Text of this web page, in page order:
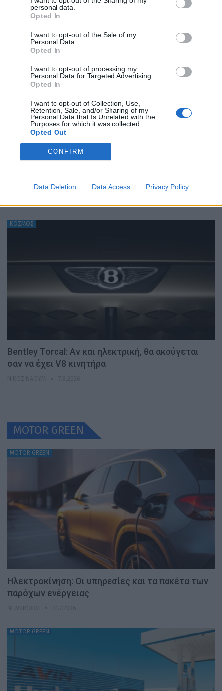
personal data.
Opted In
I want to opt-out of the Sale of my
Personal Data.
Opted In
I want to opt-out of processing my
Personal Data for Targeted Advertising.
Opted In
I want to opt-out of Collection, Use,
Retention, Sale, and/or Sharing of my
Personal Data that Is Unrelated with the
Purposes for which it was collected.
Opted Out
CONFIRM
Data Deletion Data Access Privacy Policy
Bugatti Destrier: «Γλυπτό» 1.600 ίππων
ΝΊΚΟΣ ΝΑΟΎΜ
ΚΟΣΜΟΣ
MotorOne: «Δεν θα υπάρξει άλλο GTi…
ΚΟΣΜΟΣ
Bentley Torcal: Αν και ηλεκτρική, θα ακούγεται
σαν να έχει V8 κινητήρα
MOTOR GREEN
MOTOR GREEN
Ηλεκτροκίνηση: Οι υπηρεσίες και τα πακέτα των
παρόχων ενέργειας
MOTOR GREEN